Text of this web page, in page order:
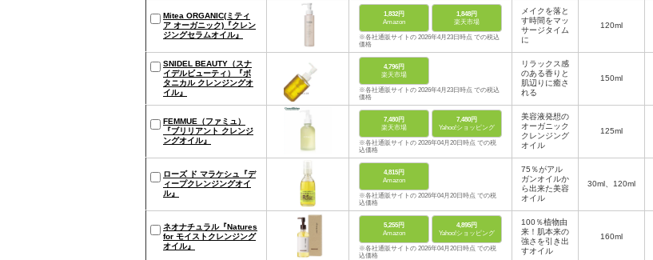
Mitea ORGANIC(ミティ
ア オーガニック)『クレン
ジングセラムオイル』
1,832円
Amazon
1,848円
楽天市場
※各社通販サイトの 2026年4月23日時点 での税込
価格
メイクを落と
す時間をマッ
サージタイム
に
120ml
SNIDEL BEAUTY（スナ
イデルビューティ）『ボ
タニカル クレンジングオ
イル』
4,796円
楽天市場
※各社通販サイトの 2026年4月23日時点 での税込
価格
リラックス感
のある香りと
肌辺りに癒さ
れる
150ml
FEMMUE（ファミュ）
『ブリリアント クレンジ
ングオイル』
7,480円
楽天市場
7,480円
Yahoo!ショッピング
※各社通販サイトの 2026年04月20日時点 での税
込価格
美容液発想の
オーガニック
クレンジング
オイル
125ml
ローズ ド マラケシュ『デ
ィープクレンジングオイ
ル』
4,815円
Amazon
※各社通販サイトの 2026年04月20日時点 での税
込価格
75％がアル
ガンオイルか
ら出来た美容
オイル
30ml、120ml
ネオナチュラル『Natures
for モイストクレンジング
オイル』
5,255円
Amazon
4,895円
Yahoo!ショッピング
※各社通販サイトの 2026年04月20日時点 での税
込価格
100％植物由
来！肌本来の
強さを引き出
すオイル
160ml